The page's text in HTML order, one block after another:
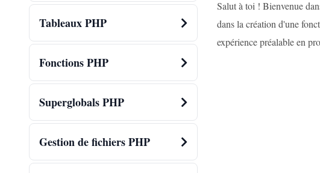
Tableaux PHP
Fonctions PHP
Superglobals PHP
Gestion de fichiers PHP
Salut à toi ! Bienvenue
dans la création d'une
expérience préalable en